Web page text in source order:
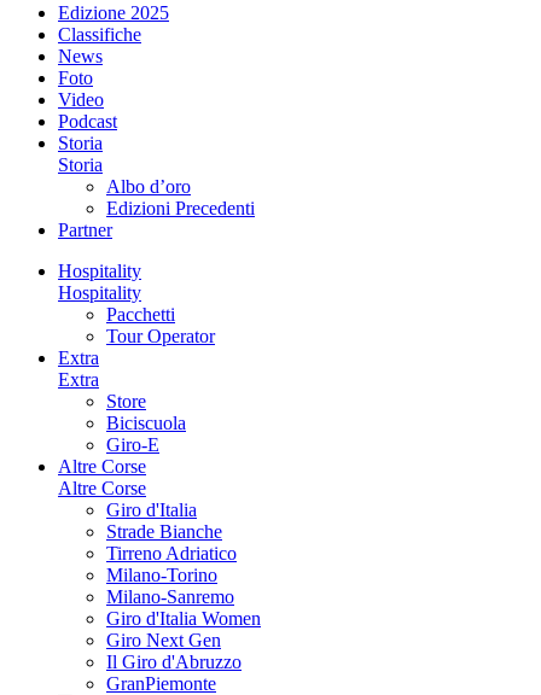
Edizione 2025
Classifiche
News
Foto
Video
Podcast
Storia
Storia
Albo d’oro
Edizioni Precedenti
Partner
Hospitality
Hospitality
Pacchetti
Tour Operator
Extra
Extra
Store
Biciscuola
Giro-E
Altre Corse
Altre Corse
Giro d'Italia
Strade Bianche
Tirreno Adriatico
Milano-Torino
Milano-Sanremo
Giro d'Italia Women
Giro Next Gen
Il Giro d'Abruzzo
GranPiemonte